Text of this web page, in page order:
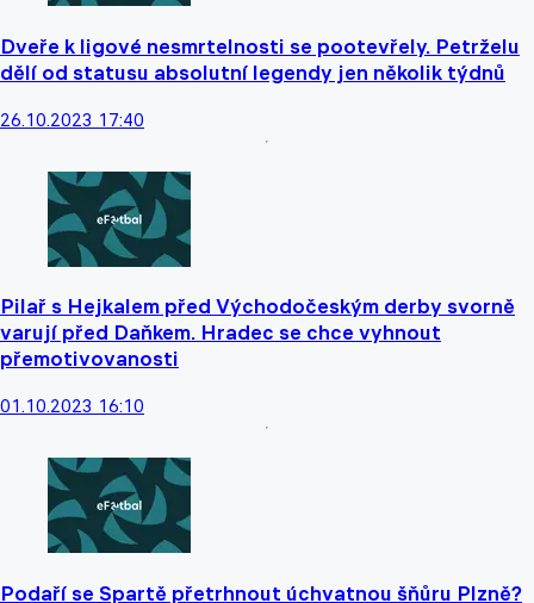
Dveře k ligové nesmrtelnosti se pootevřely. Petrželu
dělí od statusu absolutní legendy jen několik týdnů
26.10.2023 17:40
Pilař s Hejkalem před Východočeským derby svorně
varují před Daňkem. Hradec se chce vyhnout
přemotivovanosti
01.10.2023 16:10
Podaří se Spartě přetrhnout úchvatnou šňůru Plzně?